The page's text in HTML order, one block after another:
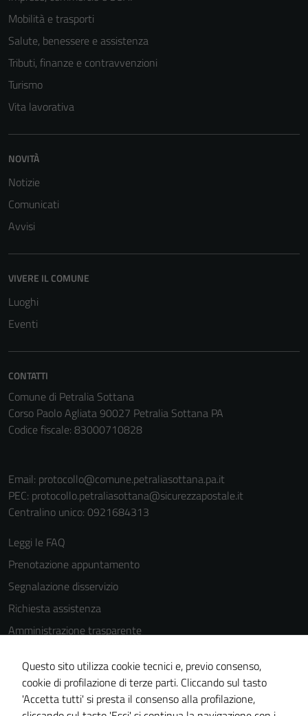
Mobilità e trasporti
Salute, benessere e assistenza
Tributi, finanze e contravvenzioni
Turismo
Vita lavorativa
NOVITÀ
Notizie
Comunicati
Avvisi
VIVERE IL COMUNE
Luoghi
Eventi
CONTATTI
Comune di Petralia Sottana
Corso Paolo Agliata 90027 Petralia Sottana PA
Codice fiscale: 83000710828
Email: protocollo@comune.petraliasottana.pa.it
PEC: protocollo.petraliasottana@sicurezzapostale.it
Centralino unico: 0921684313
Leggi le FAQ
Prenotazione appuntamento
Segnalazione disservizio
Richiesta assistenza
Amministrazione trasparente
Cookie Policy
Note legali
Questo sito utilizza cookie tecnici e, previo consenso,
cookie di profilazione di terze parti. Cliccando sul tasto
'Accetta tutti' si presta il consenso alla profilazione,